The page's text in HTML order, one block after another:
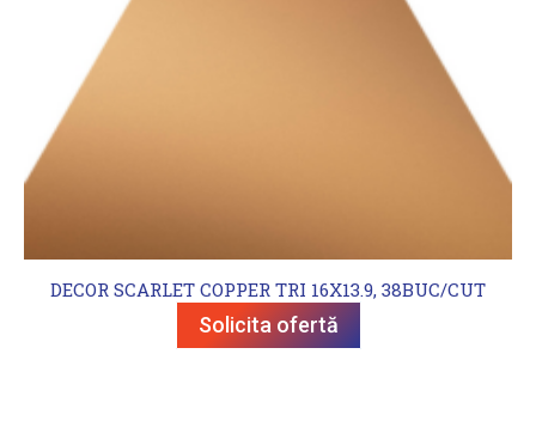
DECOR SCARLET COPPER TRI 16X13.9, 38BUC/CUT
Solicita ofertă